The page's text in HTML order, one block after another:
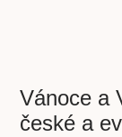
Vánoce a
české a